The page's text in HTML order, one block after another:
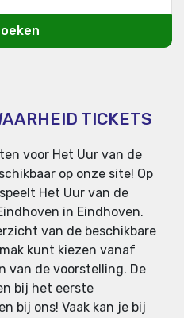
TICKETS
voor Het Uur van de
op onze site! Op
Het Uur van de
in Eindhoven.
van de beschikbare
kunt kiezen vanaf
van de voorstelling. De
bij het eerste
bij ons! Vaak kan je bij